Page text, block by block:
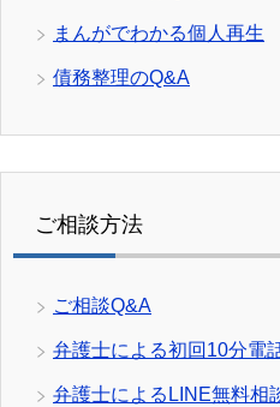
まんがでわかる個人再生
債務整理のQ&A
ご相談方法
ご相談Q&A
弁護士による初回10分電
弁護士によるLINE無料相